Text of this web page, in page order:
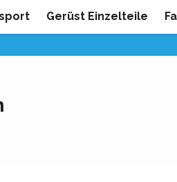
Gerüst Einzelteile